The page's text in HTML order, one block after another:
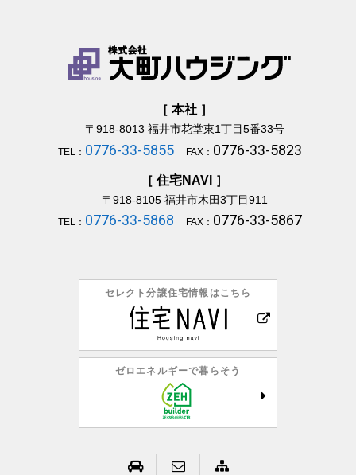
［ 本社 ］
〒918-8013 福井市花堂東1丁目5番33号
TEL： 0776-33-5855 FAX： 0776-33-5823
［ 住宅NAVI ］
〒918-8105福井市木田3丁目911
TEL： 0776-33-5868 FAX： 0776-33-5867
セレクト分譲住宅情報はこちら
ゼロエネルギーで暮らそう